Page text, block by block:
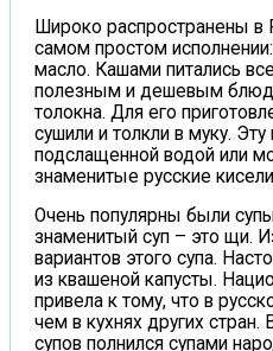
Широко распространены в
самом простом
масло. Кашами питались
полезным и дешевым
толокна. Для его
сушили и толкли в муку.
подслащенной водой или
знаменитые русские
Очень популярны были
знаменитый суп – это щи.
вариантов этого супа.
из квашеной капусты.
привела к тому, что в
чем в кухнях других стран.
супов полнился супами